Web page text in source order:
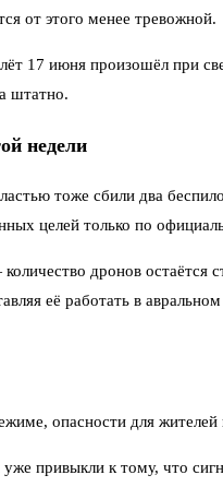
от этого менее тревожной.
17 июня произошёл при
штатно.
недели
тоже сбили два
целей только по
дронов остаётся
её работать в
опасности для
привыкли к тому, что